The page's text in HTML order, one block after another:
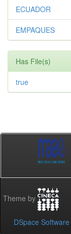
ECUADOR
EMPAQUES
Has File(s)
true
Theme by
DSpace Software